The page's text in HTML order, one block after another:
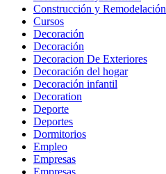
Construcción y Remodelación
Cursos
Decoración
Decoración
Decoracion De Exteriores
Decoración del hogar
Decoración infantil
Decoration
Deporte
Deportes
Dormitorios
Empleo
Empresas
Empresas